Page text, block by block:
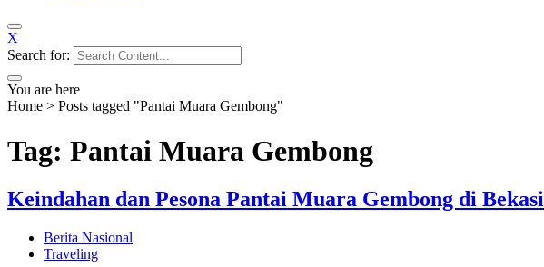
X
Search for:
You are here
Home > Posts tagged "Pantai Muara Gembong"
Tag: Pantai Muara Gembong
Keindahan dan Pesona Pantai Muara Gembong di Bekasi
Berita Nasional
Traveling